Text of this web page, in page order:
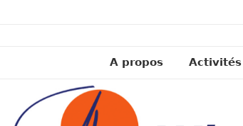
A propos Activités